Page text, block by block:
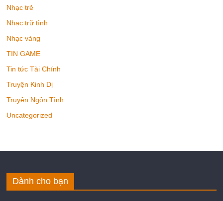
Nhạc trẻ
Nhạc trữ tình
Nhạc vàng
TIN GAME
Tin tức Tài Chính
Truyện Kinh Dị
Truyện Ngôn Tình
Uncategorized
Dành cho bạn